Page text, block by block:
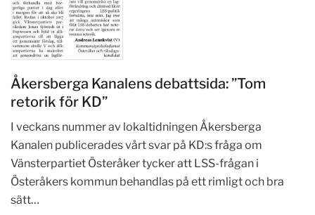
Åkersberga Kanalens debattsida: ”Tom
retorik för KD”
I veckans nummer av lokaltidningen Åkersberga
Kanalen publicerades vårt svar på KD:s fråga om
Vänsterpartiet Österåker tycker att LSS-frågan i
Österåkers kommun behandlas på ett rimligt och bra
sätt…